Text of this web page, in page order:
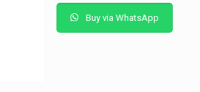
Buy via WhatsApp